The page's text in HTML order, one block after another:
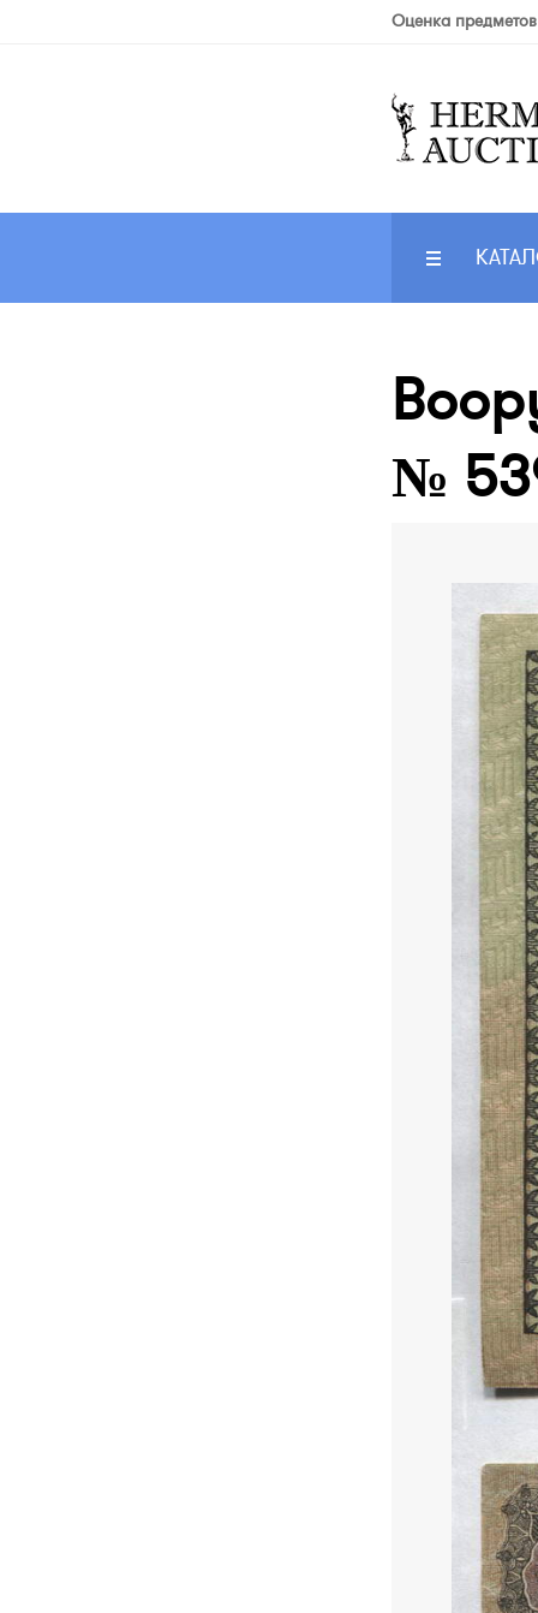
Оценка
№